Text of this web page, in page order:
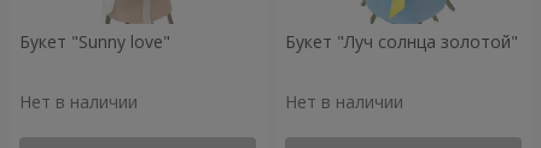
Букет "Sunny love"
Нет в наличии
Букет "Луч солнца золотой"
Нет в наличии